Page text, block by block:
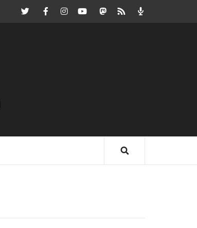
TwitterFacebookInstagramYoutubeMastodon.eus
RSS Podcast